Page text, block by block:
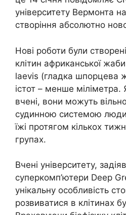
університету Вермонта
створіння абсолютно
Нові роботи були
клітин африканської
laevis (гладка шпорцева
істот – менше міліметра.
вчені, вони можуть
судинною системою
їжі протягом кількох
групах.
Вчені університету,
суперкомп’ютери Deep
унікальну особливість
розвиватися в клітинах